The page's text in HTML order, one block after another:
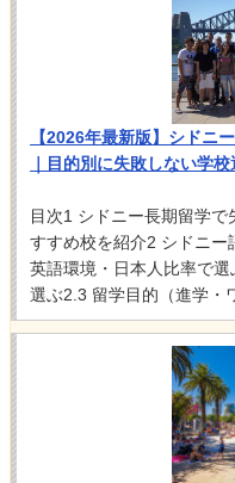
【2026年最新版】シドニ
｜目的別に失敗しない学
目次1 シドニー長期留学
すすめ校を紹介2 シドニー
英語環境・日本人比率で
選ぶ2.3 留学目的（進学・